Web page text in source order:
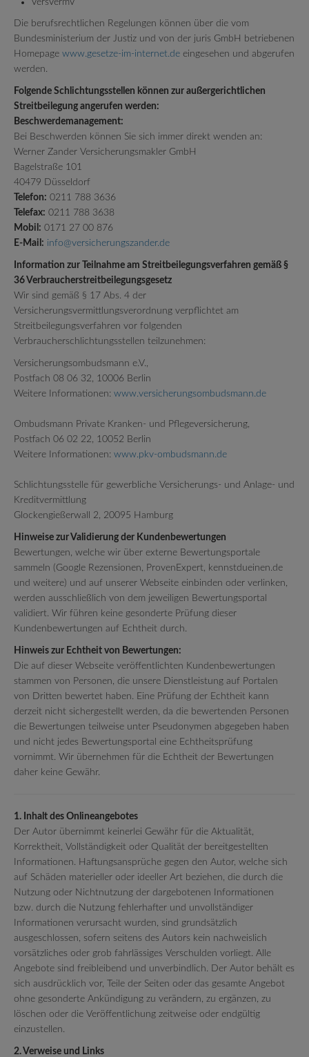
VersVermV
Die berufsrechtlichen Regelungen können über die vom
Bundesministerium der Justiz und von der juris GmbH betriebenen
Homepage www.gesetze-im-internet.de eingesehen und abgerufen
werden.
Folgende Schlichtungsstellen können zur außergerichtlichen
Streitbeilegung angerufen werden:
Beschwerdemanagement:
Bei Beschwerden können Sie sich immer direkt wenden an:
Werner Zander Versicherungsmakler GmbH
Bagelstraße 101
40479 Düsseldorf
Telefon: 0211 788 3636
Telefax: 0211 788 3638
Mobil: 0171 27 00 876
E-Mail: info@versicherungszander.de
Information zur Teilnahme am Streitbeilegungsverfahren gemäß §
36 Verbraucherstreitbeilegungsgesetz
Wir sind gemäß § 17 Abs. 4 der
Versicherungsvermittlungsverordnung verpflichtet am
Streitbeilegungsverfahren vor folgenden
Verbraucherschlichtungsstellen teilzunehmen:
Versicherungsombudsmann e.V.,
Postfach 08 06 32, 10006 Berlin
Weitere Informationen: www.versicherungsombudsmann.de
Ombudsmann Private Kranken- und Pflegeversicherung,
Postfach 06 02 22, 10052 Berlin
Weitere Informationen: www.pkv-ombudsmann.de
Schlichtungsstelle für gewerbliche Versicherungs- und Anlage- und
Kreditvermittlung
Glockengießerwall 2, 20095 Hamburg
Hinweise zur Validierung der Kundenbewertungen
Bewertungen, welche wir über externe Bewertungsportale
sammeln (Google Rezensionen, ProvenExpert, kennstdueinen.de
und weitere) und auf unserer Webseite einbinden oder verlinken,
werden ausschließlich von dem jeweiligen Bewertungsportal
validiert. Wir führen keine gesonderte Prüfung dieser
Kundenbewertungen auf Echtheit durch.
Hinweis zur Echtheit von Bewertungen:
Die auf dieser Webseite veröffentlichten Kundenbewertungen
stammen von Personen, die unsere Dienstleistung auf Portalen
von Dritten bewertet haben. Eine Prüfung der Echtheit kann
derzeit nicht sichergestellt werden, da die bewertenden Personen
die Bewertungen teilweise unter Pseudonymen abgegeben haben
und nicht jedes Bewertungsportal eine Echtheitsprüfung
vornimmt. Wir übernehmen für die Echtheit der Bewertungen
daher keine Gewähr.
1. Inhalt des Onlineangebotes
Der Autor übernimmt keinerlei Gewähr für die Aktualität,
Korrektheit, Vollständigkeit oder Qualität der bereitgestellten
Informationen. Haftungsansprüche gegen den Autor, welche sich
auf Schäden materieller oder ideeller Art beziehen, die durch die
Nutzung oder Nichtnutzung der dargebotenen Informationen
bzw. durch die Nutzung fehlerhafter und unvollständiger
Informationen verursacht wurden, sind grundsätzlich
ausgeschlossen, sofern seitens des Autors kein nachweislich
vorsätzliches oder grob fahrlässiges Verschulden vorliegt. Alle
Angebote sind freibleibend und unverbindlich. Der Autor behält es
sich ausdrücklich vor, Teile der Seiten oder das gesamte Angebot
ohne gesonderte Ankündigung zu verändern, zu ergänzen, zu
löschen oder die Veröffentlichung zeitweise oder endgültig
einzustellen.
2. Verweise und Links